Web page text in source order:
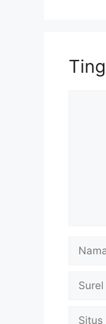
Nama
Surel
Situs